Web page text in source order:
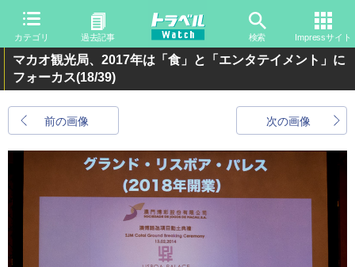
カテゴリ 過去記事 検索 Impressサイト
マカオ観光局、2017年は「食」と「エンタテイメント」に
フォーカス(18/39)
前の画像 次の画像